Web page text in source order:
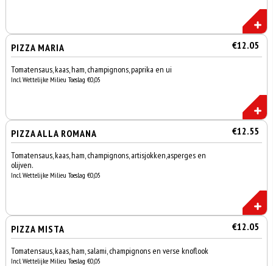
PIZZA MARIA €12.05
Tomatensaus, kaas, ham, champignons, paprika en ui
Incl. Wettelijke Milieu Toeslag €0,05
PIZZA ALLA ROMANA €12.55
Tomatensaus, kaas, ham, champignons, artisjokken,asperges en
olijven.
Incl. Wettelijke Milieu Toeslag €0,05
PIZZA MISTA €12.05
Tomatensaus, kaas, ham, salami, champignons en verse knoflook
Incl. Wettelijke Milieu Toeslag €0,05